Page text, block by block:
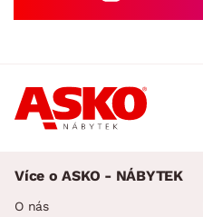
Více o ASKO - NÁBYTEK
O nás